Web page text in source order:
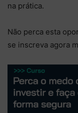
na prática.
Não perca esta
se inscreva agora